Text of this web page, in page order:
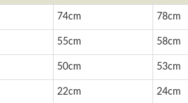
74cm 78cm
55cm 58cm
50cm 53cm
22cm 24cm